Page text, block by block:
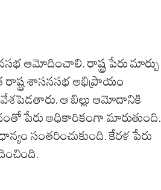
ఆమోదించాలి. రాష్ట్ర పేరు మార్పు
రాష్ట్ర శాసనసభ అభిప్రాయం
ఆ బిల్లు ఆమోదానికి
పేరు అధికారికంగా మారుతుంది.
సంతరించుకుంది. కేరళ పేరు